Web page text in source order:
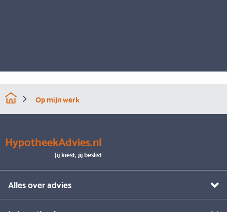
Op mijn werk
HypotheekAdvies.nl
Jij kiest, jij beslist
Alles over advies